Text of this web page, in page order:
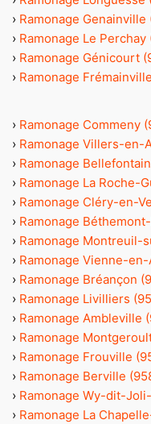
› Ramonage Genainville
› Ramonage Le Perchay
› Ramonage Génicourt
› Ramonage
› Ramonage Commeny
› Ramonage Villers-en-
› Ramonage
› Ramonage La Roche-
› Ramonage Cléry-en-
› Ramonage
› Ramonage Montreuil-
› Ramonage Vienne-
› Ramonage Bréançon
› Ramonage Livilliers
› Ramonage Ambleville
› Ramonage
› Ramonage Frouville
› Ramonage Berville
› Ramonage Wy-dit-
› Ramonage La